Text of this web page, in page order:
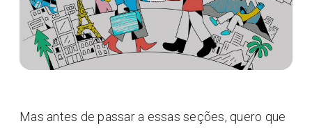
Mas antes de passar a essas seções, quero que